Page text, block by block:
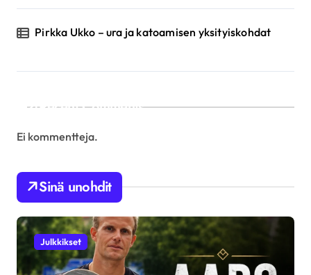
Pirkka Ukko – ura ja katoamisen yksityiskohdat
Recent Comments
Ei kommentteja.
Sinä unohdit
Julkkikset